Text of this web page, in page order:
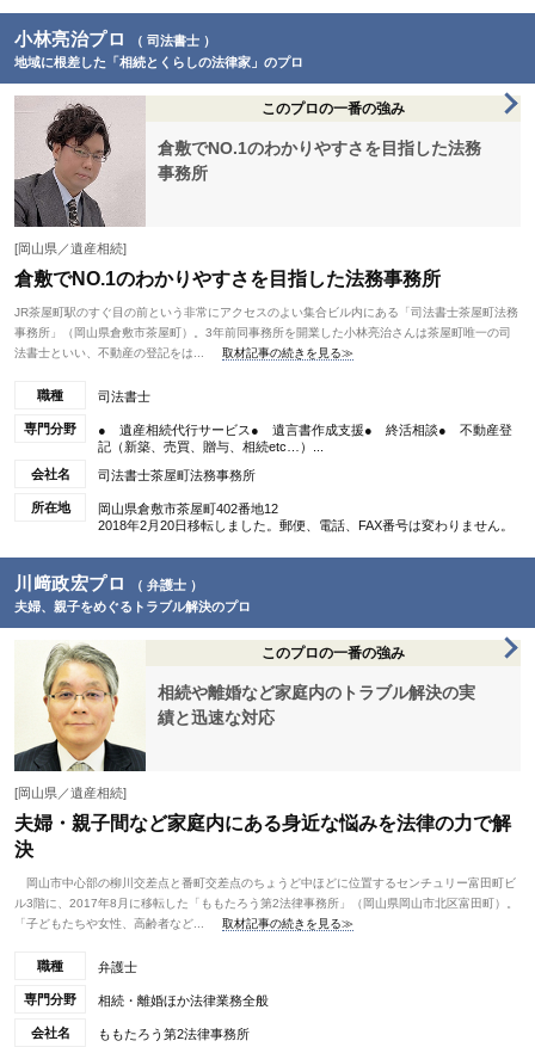
小林亮治プロ
（ 司法書士 ）
地域に根差した「相続とくらしの法律家」のプロ
このプロの一番の強み
倉敷でNO.1のわかりやすさを目指した法務
事務所
[岡山県／遺産相続]
倉敷でNO.1のわかりやすさを目指した法務事務所
JR茶屋町駅のすぐ目の前という非常にアクセスのよい集合ビル内にある「司法書士茶屋町法務
事務所」（岡山県倉敷市茶屋町）。3年前同事務所を開業した小林亮治さんは茶屋町唯一の司
法書士といい、不動産の登記をは...
取材記事の続きを見る≫
職種 司法書士
専門分野
● 遺産相続代行サービス● 遺言書作成支援● 終活相談● 不動産登
記（新築、売買、贈与、相続etc…）...
会社名
司法書士茶屋町法務事務所
所在地
岡山県倉敷市茶屋町402番地12
2018年2月20日移転しました。郵便、電話、FAX番号は変わりません。
川﨑政宏プロ
（ 弁護士 ）
夫婦、親子をめぐるトラブル解決のプロ
このプロの一番の強み
相続や離婚など家庭内のトラブル解決の実
績と迅速な対応
[岡山県／遺産相続]
夫婦・親子間など家庭内にある身近な悩みを法律の力で解
決
岡山市中心部の柳川交差点と番町交差点のちょうど中ほどに位置するセンチュリー富田町ビ
ル3階に、2017年8月に移転した「ももたろう第2法律事務所」（岡山県岡山市北区富田町）。
「子どもたちや女性、高齢者など...
取材記事の続きを見る≫
職種 弁護士
専門分野 相続・離婚ほか法律業務全般
会社名 ももたろう第2法律事務所